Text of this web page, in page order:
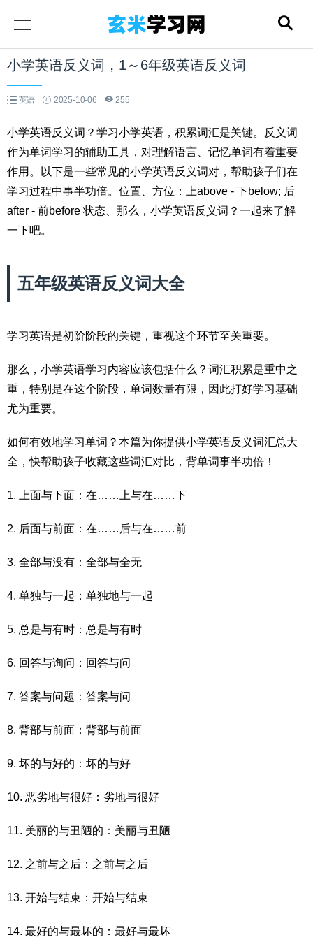
小学英语反义词，1～6年级英语反义词
英语 2025-10-06 255
小学英语反义词？学习小学英语，积累词汇是关键。反义词
作为单词学习的辅助工具，对理解语言、记忆单词有着重要
作用。以下是一些常见的小学英语反义词对，帮助孩子们在
学习过程中事半功倍。位置、方位：上above - 下below; 后
after - 前before 状态、那么，小学英语反义词？一起来了解
一下吧。
五年级英语反义词大全
学习英语是初阶阶段的关键，重视这个环节至关重要。
那么，小学英语学习内容应该包括什么？词汇积累是重中之
重，特别是在这个阶段，单词数量有限，因此打好学习基础
尤为重要。
如何有效地学习单词？本篇为你提供小学英语反义词汇总大
全，快帮助孩子收藏这些词汇对比，背单词事半功倍！
1. 上面与下面：在……上与在……下
2. 后面与前面：在……后与在……前
3. 全部与没有：全部与全无
4. 单独与一起：单独地与一起
5. 总是与有时：总是与有时
6. 回答与询问：回答与问
7. 答案与问题：答案与问
8. 背部与前面：背部与前面
9. 坏的与好的：坏的与好
10. 恶劣地与很好：劣地与很好
11. 美丽的与丑陋的：美丽与丑陋
12. 之前与之后：之前与之后
13. 开始与结束：开始与结束
14. 最好的与最坏的：最好与最坏